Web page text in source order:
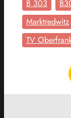
B 303
Marktredwitz
TV